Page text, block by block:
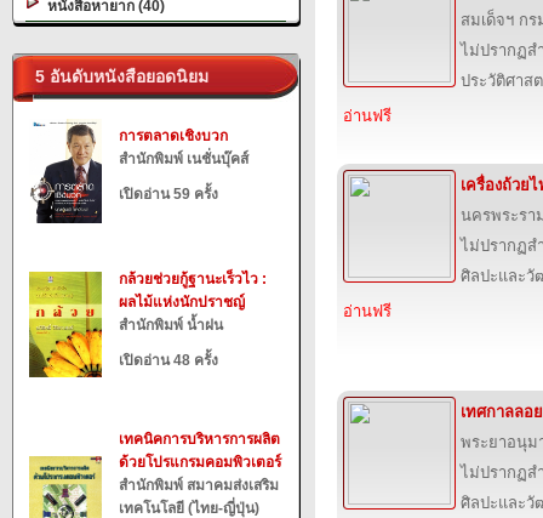
หนังสือหายาก (40)
5 อันดับหนังสือยอดนิยม
การตลาดเชิงบวก
สำนักพิมพ์ เนชั่นบุ๊คส์
เปิดอ่าน 59 ครั้ง
กล้วยช่วยกู้ฐานะเร็วไว :
ผลไม้แห่งนักปราชญ์
สำนักพิมพ์ น้ำฝน
เปิดอ่าน 48 ครั้ง
เทคนิคการบริหารการผลิต
ด้วยโปรแกรมคอมพิวเตอร์
สำนักพิมพ์ สมาคมส่งเสริม
เทคโนโลยี (ไทย-ญี่ปุ่น)
สมเด็จฯ ก
ไม่ปรากฏ
ประวัติศาส
อ่านฟรี
เครื่องถ้วย
นครพระรา
ไม่ปรากฏ
ศิลปะและวั
อ่านฟรี
เทศกาลลอ
พระยาอนุม
ไม่ปรากฏ
ศิลปะและวั